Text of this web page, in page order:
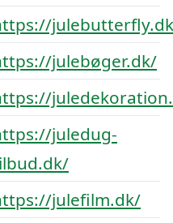
julebøger.dk/
juledug-
julefilm.dk/